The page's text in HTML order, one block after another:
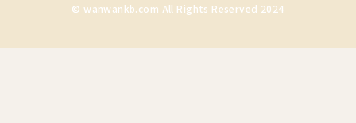
© wanwankb.com All Rights Reserved 2024